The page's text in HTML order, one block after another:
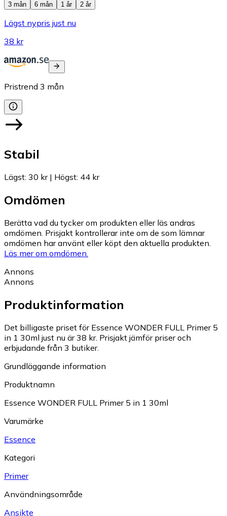
3 mån 6 mån 1 år 2 år
Lägst nypris just nu
38 kr
Pristrend 3 mån
Stabil
Lägst: 30 kr| Högst: 44 kr
Omdömen
Berätta vad du tycker om produkten eller läs andras
omdömen. Prisjakt kontrollerar inte om de som lämnar
omdömen har använt eller köpt den aktuella produkten.
Läs mer om omdömen.
Annons
Annons
Produktinformation
Det billigaste priset för Essence WONDER FULL Primer 5
in 1 30ml just nu är 38 kr. Prisjakt jämför priser och
erbjudande från 3 butiker.
Grundläggande information
Produktnamn
Essence WONDER FULL Primer 5 in 1 30ml
Varumärke
Essence
Kategori
Primer
Användningsområde
Ansikte